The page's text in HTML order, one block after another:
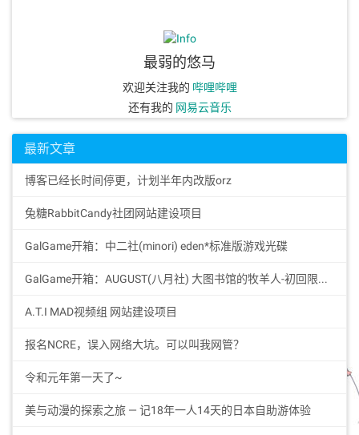
最弱的悠马
欢迎关注我的 哔哩哔哩
还有我的 网易云音乐
最新文章
博客已经长时间停更，计划半年内改版orz
兔糖RabbitCandy社团网站建设项目
GalGame开箱：中二社(minori) eden*标准版游戏光碟
GalGame开箱：AUGUST(八月社) 大图书馆的牧羊人-初回限定Premium版特典BOX
A.T.I MAD视频组 网站建设项目
报名NCRE，误入网络大坑。可以叫我网管？
令和元年第一天了~
美与动漫的探索之旅 — 记18年一人14天的日本自助游体验